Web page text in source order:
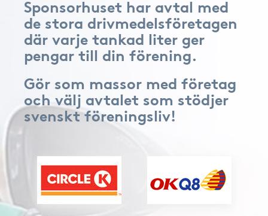
Sponsorhuset har avtal med
de stora drivmedelsföretagen
där varje tankad liter ger
pengar till din förening.
Gör som massor med företag
och välj avtalet som stödjer
svenskt föreningsliv!